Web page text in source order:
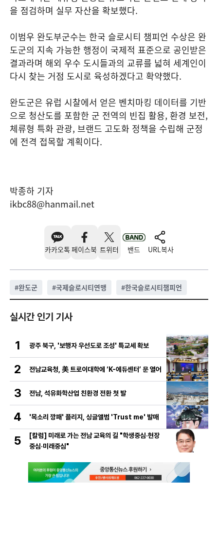
을 점검하며 실무 자산을 확보했다.
이범우 완도부군수는 한국 슬로시티 챔피언 수상은 완
도군의 지속 가능한 행정이 국제적 표준으로 공인받은
결과라며 해외 우수 도시들과의 교류를 넓혀 세계인이
다시 찾는 거점 도시로 육성하겠다고 확약했다.
완도군은 유럽 시찰에서 얻은 벤치마킹 데이터를 기반
으로 청산도를 포함한 군 전역의 빈집 활용, 환경 보전,
체류형 특화 관광, 브랜드 고도화 정책을 수립해 군정
에 전격 접목할 계획이다.
박종하 기자
ikbc88@hanmail.net
카카오톡 페이스북 트위터 밴드 URL복사
#완도군 #국제슬로시티연맹 #한국슬로시티챔피언
실시간 인기 기사
1 광주 북구, '보행자 우선도로 조성' 특교세 확보
2 전남교육청, 美 트로이대학에 ‘K-에듀센터’ 문 열어
3 전남, 석유화학산업 친환경 전환 첫 발
4 '목소리 깡패' 플리지, 싱글앨범 'Trust me' 발매
5
[칼럼] 미래로 가는 전남 교육의 길 "학생중심·현장
중심·미래중심"